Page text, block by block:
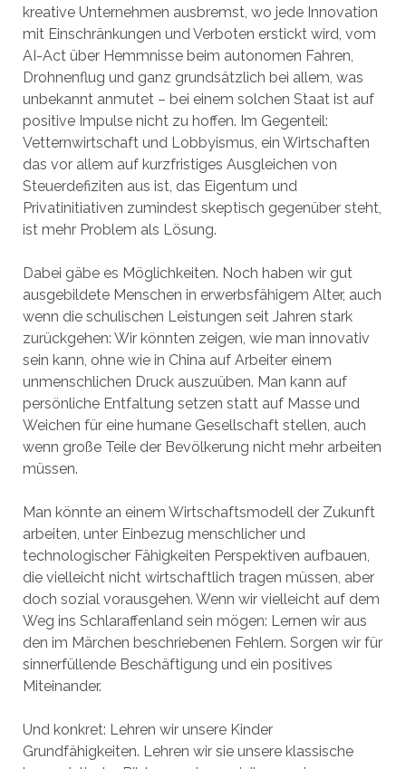
kreative Unternehmen ausbremst, wo jede Innovation
mit Einschränkungen und Verboten erstickt wird, vom
AI-Act über Hemmnisse beim autonomen Fahren,
Drohnenflug und ganz grundsätzlich bei allem, was
unbekannt anmutet – bei einem solchen Staat ist auf
positive Impulse nicht zu hoffen. Im Gegenteil:
Vetternwirtschaft und Lobbyismus, ein Wirtschaften
das vor allem auf kurzfristiges Ausgleichen von
Steuerdefiziten aus ist, das Eigentum und
Privatinitiativen zumindest skeptisch gegenüber steht,
ist mehr Problem als Lösung.
Dabei gäbe es Möglichkeiten. Noch haben wir gut
ausgebildete Menschen in erwerbsfähigem Alter, auch
wenn die schulischen Leistungen seit Jahren stark
zurückgehen: Wir könnten zeigen, wie man innovativ
sein kann, ohne wie in China auf Arbeiter einem
unmenschlichen Druck auszuüben. Man kann auf
persönliche Entfaltung setzen statt auf Masse und
Weichen für eine humane Gesellschaft stellen, auch
wenn große Teile der Bevölkerung nicht mehr arbeiten
müssen.
Man könnte an einem Wirtschaftsmodell der Zukunft
arbeiten, unter Einbezug menschlicher und
technologischer Fähigkeiten Perspektiven aufbauen,
die vielleicht nicht wirtschaftlich tragen müssen, aber
doch sozial vorausgehen. Wenn wir vielleicht auf dem
Weg ins Schlaraffenland sein mögen: Lernen wir aus
den im Märchen beschriebenen Fehlern. Sorgen wir für
sinnerfüllende Beschäftigung und ein positives
Miteinander.
Und konkret: Lehren wir unsere Kinder
Grundfähigkeiten. Lehren wir sie unsere klassische